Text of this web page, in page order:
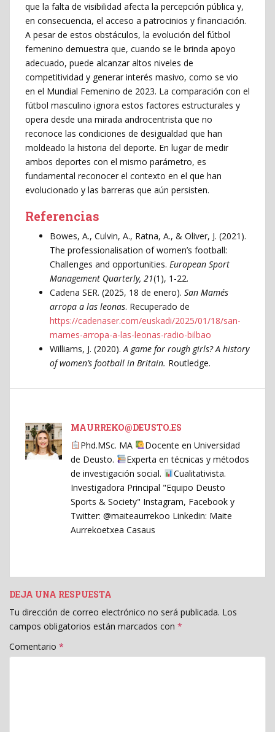
que la falta de visibilidad afecta la percepción pública y,
en consecuencia, el acceso a patrocinios y financiación.
A pesar de estos obstáculos, la evolución del fútbol
femenino demuestra que, cuando se le brinda apoyo
adecuado, puede alcanzar altos niveles de
competitividad y generar interés masivo, como se vio
en el Mundial Femenino de 2023. La comparación con el
fútbol masculino ignora estos factores estructurales y
opera desde una mirada androcentrista que no
reconoce las condiciones de desigualdad que han
moldeado la historia del deporte. En lugar de medir
ambos deportes con el mismo parámetro, es
fundamental reconocer el contexto en el que han
evolucionado y las barreras que aún persisten.
Referencias
Bowes, A., Culvin, A., Ratna, A., & Oliver, J. (2021).
The professionalisation of women’s football:
Challenges and opportunities. European Sport
Management Quarterly, 21(1), 1-22.
Cadena SER. (2025, 18 de enero). San Mamés
arropa a las leonas. Recuperado de
https://cadenaser.com/euskadi/2025/01/18/san-
mames-arropa-a-las-leonas-radio-bilbao
Williams, J. (2020).A game for rough girls? A history
of women’s football in Britain. Routledge.
MAURREKO@DEUSTO.ES
Phd.MSc. MA
Docente en Universidad
de Deusto.
Experta en técnicas y métodos
de investigación social.
Cualitativista.
Investigadora Principal "Equipo Deusto
Sports & Society" Instagram, Facebook y
Twitter: @maiteaurrekoo Linkedin: Maite
Aurrekoetxea Casaus
DEJA UNA RESPUESTA
Tu dirección de correo electrónico no será publicada. Los
campos obligatorios están marcados con *
Comentario *